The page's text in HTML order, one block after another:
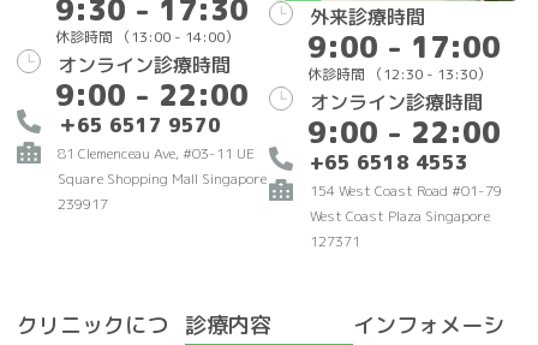
9:30 - 17:30
休診時間 （13:00 - 14:00）
オンライン診療時間
9:00 - 22:00
＋65 6517 9570
81 Clemenceau Ave, #03-11 UE
Square Shopping Mall Singapore
239917
外来診療時間
9:00 - 17:00
休診時間 （12:30 - 13:30）
オンライン診療時間
9:00 - 22:00
+65 6518 4553
154 West Coast Road #01-79
West Coast Plaza Singapore
127371
クリニックにつ
診療内容
インフォメーシ